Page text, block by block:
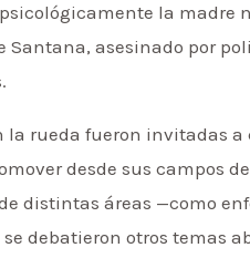
la
Santana, asesinado por
rueda fueron invitadas
desde sus campos
distintas áreas —como
debatieron otros temas